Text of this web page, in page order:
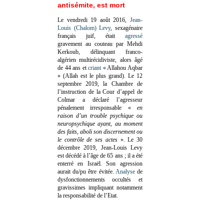
antisémite, est mort
Le vendredi 19 août 2016, Jean-
Louis (Chalom) Levy, sexagénaire
français juif, était agressé
gravement au couteau par Mehdi
Kerkoub, délinquant franco-
algérien multirécidiviste, alors âgé
de 44 ans etcriant « Allahou Aqbar
» (Allah est le plus grand). Le 12
septembre 2019, la Chambre de
l’instruction de la Cour d’appel de
Colmar a déclaré l’agresseur
pénalement irresponsable «en
raison d’un trouble psychique ou
neuropsychique ayant, au moment
des faits, aboli son discernement ou
le contrôle de ses actes». Le 30
décembre 2019, Jean-Louis Levy
est décédé à l’âge de 65 ans ; il a été
enterré en Israël. Son agression
aurait du/pu être évitée. Analysede
dysfonctionnements occultés et
gravissimes impliquant notamment
la responsabilité de l’Etat.